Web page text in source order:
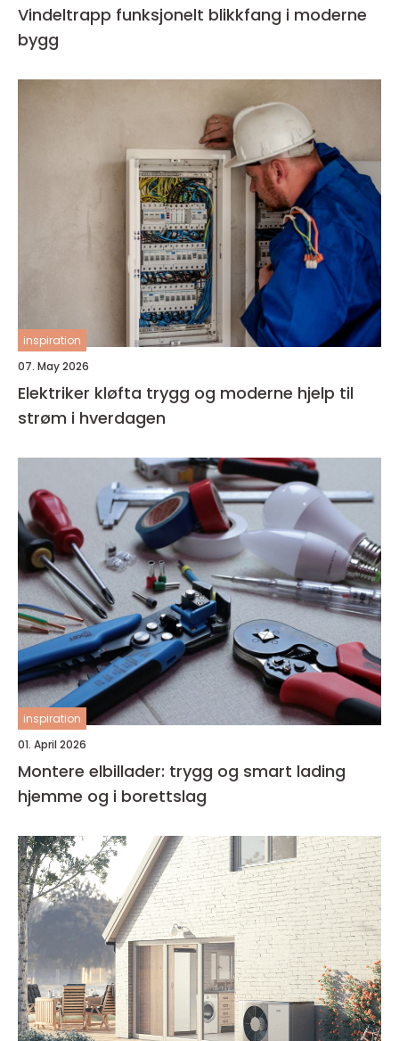
Vindeltrapp funksjonelt blikkfang i moderne
bygg
inspiration
07. May 2026
Elektriker kløfta trygg og moderne hjelp til
strøm i hverdagen
inspiration
01. April 2026
Montere elbillader: trygg og smart lading
hjemme og i borettslag